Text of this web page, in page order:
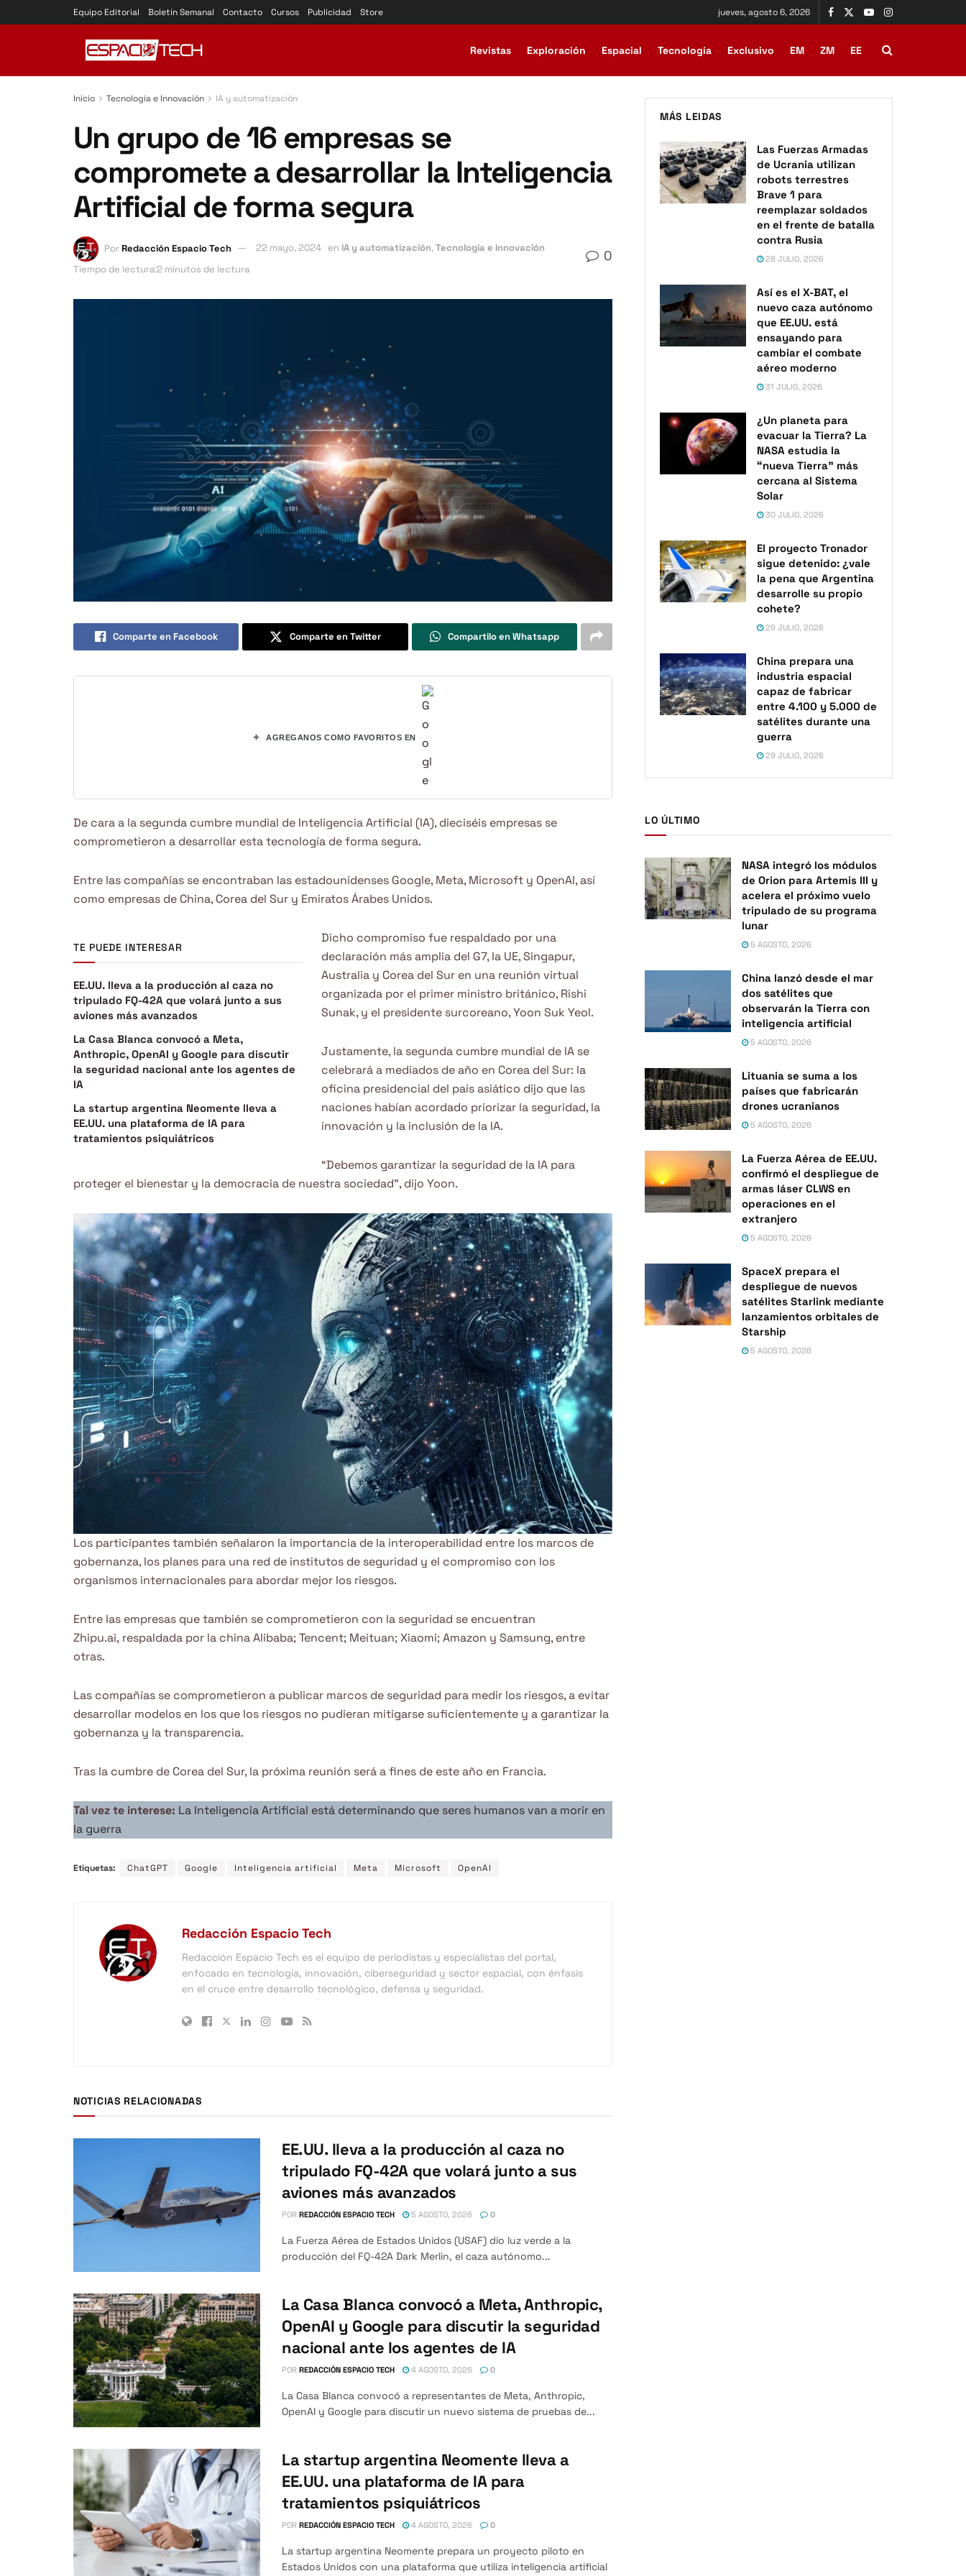
Equipo Editorial Boletín Semanal Contacto Cursos Publicidad Store jueves, agosto 6, 2026
Revistas Exploración Espacial Tecnología Exclusivo EM ZM EE
Inicio Tecnología e Innovación IA y automatización
Un grupo de 16 empresas se
compromete a desarrollar la Inteligencia
Artificial de forma segura
PorRedacción Espacio Tech 22 mayo, 2024 en IA y automatización,Tecnología e Innovación
Tiempo de lectura:2 minutos de lectura
0
Comparte en Facebook Comparte en Twitter Compartilo en Whatsapp
+ AGREGANOS COMO FAVORITOS EN
De cara a la segunda cumbre mundial de Inteligencia Artificial (IA), dieciséis empresas se
comprometieron a desarrollar esta tecnología de forma segura.
Entre las compañías se encontraban las estadounidenses Google, Meta, Microsoft y OpenAI, así
como empresas de China, Corea del Sur y Emiratos Árabes Unidos.
TE PUEDE INTERESAR
EE.UU. lleva a la producción al caza no
tripulado FQ-42A que volará junto a sus
aviones más avanzados
La Casa Blanca convocó a Meta,
Anthropic, OpenAI y Google para discutir
la seguridad nacional ante los agentes de
IA
La startup argentina Neomente lleva a
EE.UU. una plataforma de IA para
tratamientos psiquiátricos
Dicho compromiso fue respaldado por una
declaración más amplia del G7, la UE, Singapur,
Australia y Corea del Sur en una reunión virtual
organizada por el primer ministro británico, Rishi
Sunak, y el presidente surcoreano, Yoon Suk Yeol.
Justamente, la segunda cumbre mundial de IA se
celebrará a mediados de año en Corea del Sur: la
oficina presidencial del país asiático dijo que las
naciones habían acordado priorizar la seguridad, la
innovación y la inclusión de la IA.
“Debemos garantizar la seguridad de la IA para
proteger el bienestar y la democracia de nuestra sociedad”, dijo Yoon.
Los participantes también señalaron la importancia de la interoperabilidad entre los marcos de
gobernanza, los planes para una red de institutos de seguridad y el compromiso con los
organismos internacionales para abordar mejor los riesgos.
Entre las empresas que también se comprometieron con la seguridad se encuentran
Zhipu.ai, respaldada por la china Alibaba; Tencent; Meituan; Xiaomi; Amazon y Samsung, entre
otras.
Las compañías se comprometieron a publicar marcos de seguridad para medir los riesgos, a evitar
desarrollar modelos en los que los riesgos no pudieran mitigarse suficientemente y a garantizar la
gobernanza y la transparencia.
Tras la cumbre de Corea del Sur, la próxima reunión será a fines de este año en Francia.
Tal vez te interese: La Inteligencia Artificial está determinando que seres humanos van a morir en
la guerra
Etiquetas: ChatGPT Google Inteligencia artificial Meta Microsoft OpenAI
Redacción Espacio Tech
Redacción Espacio Tech es el equipo de periodistas y especialistas del portal,
enfocado en tecnología, innovación, ciberseguridad y sector espacial, con énfasis
en el cruce entre desarrollo tecnológico, defensa y seguridad.
NOTICIAS RELACIONADAS
EE.UU. lleva a la producción al caza no
tripulado FQ-42A que volará junto a sus
aviones más avanzados
POR REDACCIÓN ESPACIO TECH 5 AGOSTO, 2026 0
La Fuerza Aérea de Estados Unidos (USAF) dio luz verde a la
producción del FQ-42A Dark Merlin, el caza autónomo...
La Casa Blanca convocó a Meta, Anthropic,
OpenAI y Google para discutir la seguridad
nacional ante los agentes de IA
POR REDACCIÓN ESPACIO TECH 4 AGOSTO, 2026 0
La Casa Blanca convocó a representantes de Meta, Anthropic,
OpenAI y Google para discutir un nuevo sistema de pruebas de...
La startup argentina Neomente lleva a
EE.UU. una plataforma de IA para
tratamientos psiquiátricos
POR REDACCIÓN ESPACIO TECH 4 AGOSTO, 2026 0
La startup argentina Neomente prepara un proyecto piloto en
Estados Unidos con una plataforma que utiliza inteligencia artificial
MÁS LEIDAS
Las Fuerzas Armadas
de Ucrania utilizan
robots terrestres
Brave 1 para
reemplazar soldados
en el frente de batalla
contra Rusia
28 JULIO, 2026
Así es el X-BAT, el
nuevo caza autónomo
que EE.UU. está
ensayando para
cambiar el combate
aéreo moderno
31 JULIO, 2026
¿Un planeta para
evacuar la Tierra? La
NASA estudia la
“nueva Tierra” más
cercana al Sistema
Solar
30 JULIO, 2026
El proyecto Tronador
sigue detenido: ¿vale
la pena que Argentina
desarrolle su propio
cohete?
29 JULIO, 2026
China prepara una
industria espacial
capaz de fabricar
entre 4.100 y 5.000 de
satélites durante una
guerra
29 JULIO, 2026
LO ÚLTIMO
NASA integró los módulos
de Orion para Artemis III y
acelera el próximo vuelo
tripulado de su programa
lunar
5 AGOSTO, 2026
China lanzó desde el mar
dos satélites que
observarán la Tierra con
inteligencia artificial
5 AGOSTO, 2026
Lituania se suma a los
países que fabricarán
drones ucranianos
5 AGOSTO, 2026
La Fuerza Aérea de EE.UU.
confirmó el despliegue de
armas láser CLWS en
operaciones en el
extranjero
5 AGOSTO, 2026
SpaceX prepara el
despliegue de nuevos
satélites Starlink mediante
lanzamientos orbitales de
Starship
5 AGOSTO, 2026